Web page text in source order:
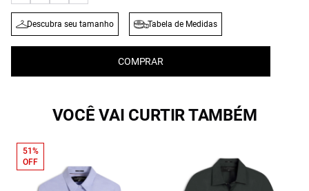
Descubra seu tamanho Tabela de Medidas
COMPRAR
VOCÊ VAI CURTIR TAMBÉM
51%
OFF